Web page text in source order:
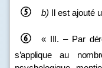
b) Il est ajouté
« III. – Par
s’applique au